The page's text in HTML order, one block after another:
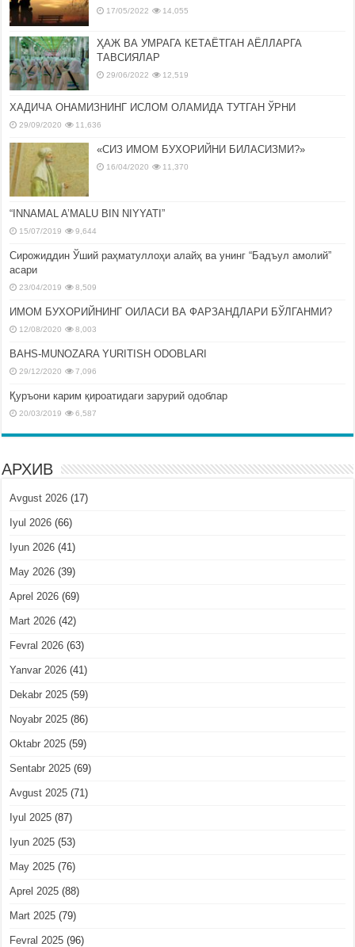
17/05/2022 14,055
ҲАЖ ВА УМРАГА КЕТАЁТГАН АЁЛЛАРГА
ТАВСИЯЛАР
29/06/2022 12,519
ХАДИЧА ОНАМИЗНИНГ ИСЛОМ ОЛАМИДА ТУТГАН ЎРНИ
29/09/2020 11,636
«СИЗ ИМОМ БУХОРИЙНИ БИЛАСИЗМИ?»
16/04/2020 11,370
“INNAMAL A’MALU BIN NIYYATI”
15/07/2019 9,644
Сирожиддин Ўший раҳматуллоҳи алайҳ ва унинг “Бадъул амолий”
асари
23/04/2019 8,509
ИМОМ БУХОРИЙНИНГ ОИЛАСИ ВА ФАРЗАНДЛАРИ БЎЛГАНМИ?
12/08/2020 8,003
BAHS-MUNOZARA YURITISH ODOBLARI
29/12/2020 7,096
Қуръони карим қироатидаги зарурий одоблар
20/03/2019 6,587
АРХИВ
Avgust 2026 (17)
Iyul 2026 (66)
Iyun 2026 (41)
May 2026 (39)
Aprel 2026 (69)
Mart 2026 (42)
Fevral 2026 (63)
Yanvar 2026 (41)
Dekabr 2025 (59)
Noyabr 2025 (86)
Oktabr 2025 (59)
Sentabr 2025 (69)
Avgust 2025 (71)
Iyul 2025 (87)
Iyun 2025 (53)
May 2025 (76)
Aprel 2025 (88)
Mart 2025 (79)
Fevral 2025 (96)